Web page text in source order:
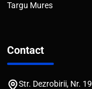
Targu Mures
Contact
Str. Dezrobirii, Nr.